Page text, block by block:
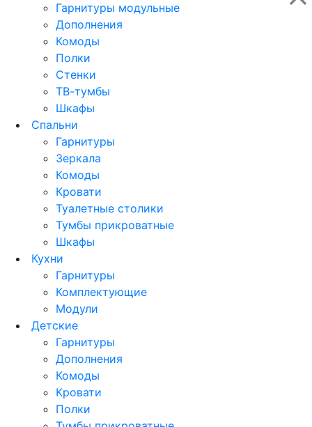
Гарнитуры модульные
Дополнения
Комоды
Полки
Стенки
ТВ-тумбы
Шкафы
Спальни
Гарнитуры
Зеркала
Комоды
Кровати
Туалетные столики
Тумбы прикроватные
Шкафы
Кухни
Гарнитуры
Комплектующие
Модули
Детские
Гарнитуры
Дополнения
Комоды
Кровати
Полки